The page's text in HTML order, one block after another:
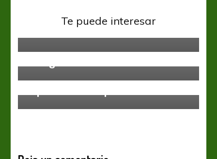
Te puede interesar
San Martín busca romper la